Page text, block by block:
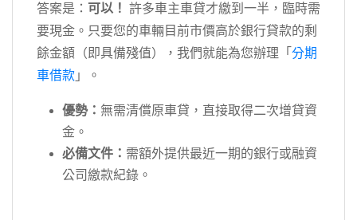
答案是： 可以！ 許多車主車貸才繳到一半，臨時需
要現金。只要您的車輛目前市價高於銀行貸款的剩
餘金額（即具備殘值），我們就能為您辦理「 分期
車借款 」。
優勢： 無需清償原車貸，直接取得二次增貸資
金。
必備文件： 需額外提供最近一期的銀行或融資
公司繳款紀錄。